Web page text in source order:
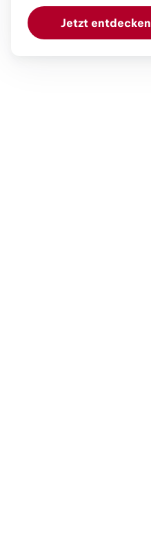
Jetzt entdecken